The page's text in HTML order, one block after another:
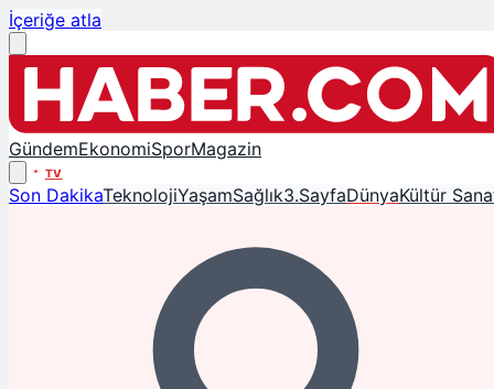
İçeriğe atla
GündemEkonomiSporMagazin
TV
Son DakikaTeknolojiYaşamSağlık3.SayfaDünyaKültür